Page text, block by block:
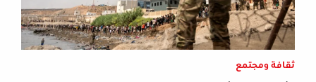
ثقافة ومجتمع